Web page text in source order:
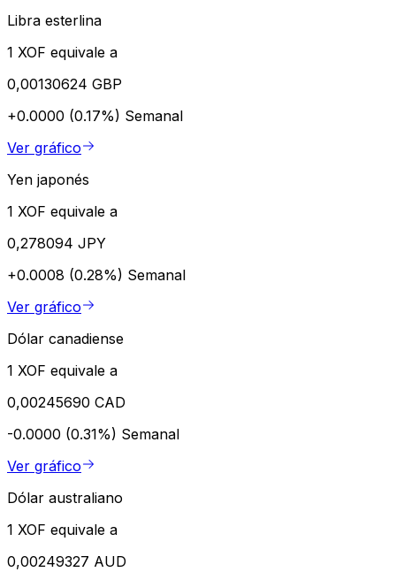
Libra esterlina
1 XOF equivale a
0,00130624 GBP
+0.0000 (0.17%) Semanal
Ver gráfico
Yen japonés
1 XOF equivale a
0,278094 JPY
+0.0008 (0.28%) Semanal
Ver gráfico
Dólar canadiense
1 XOF equivale a
0,00245690 CAD
-0.0000 (0.31%) Semanal
Ver gráfico
Dólar australiano
1 XOF equivale a
0,00249327 AUD